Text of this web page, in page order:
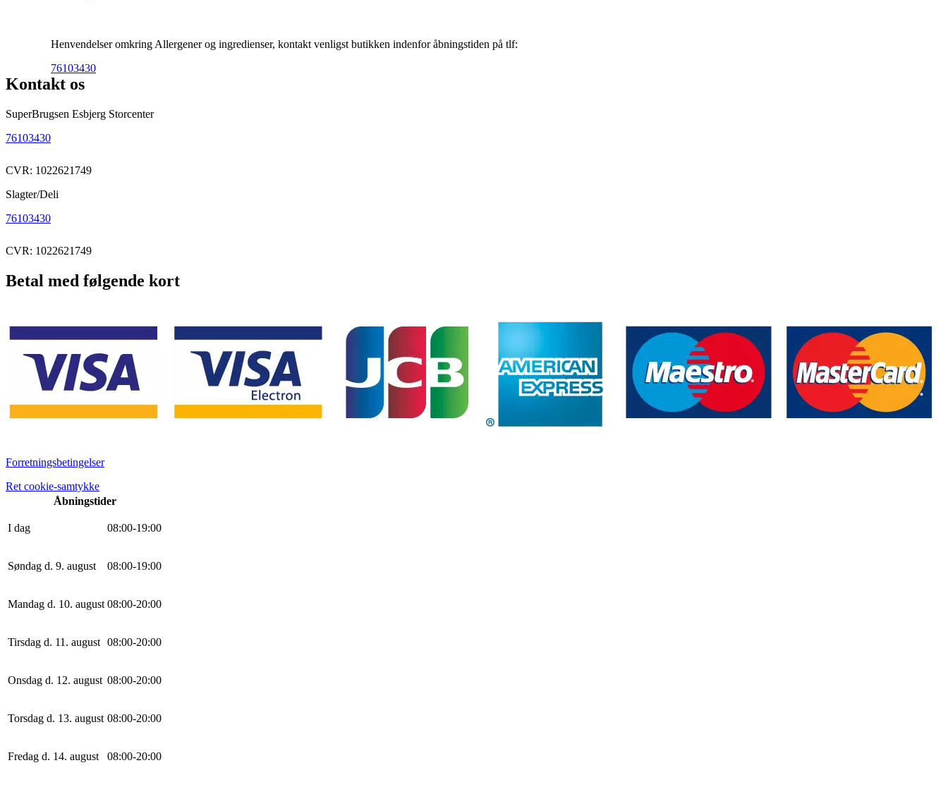
Henvendelser omkring Allergener og ingredienser, kontakt venligst butikken indenfor åbningstiden på tlf:
76103430
Kontakt os
SuperBrugsen Esbjerg Storcenter
76103430
CVR: 1022621749
Slagter/Deli
76103430
CVR: 1022621749
Betal med følgende kort
Forretningsbetingelser
Ret cookie-samtykke
Åbningstider
I dag 08:00-19:00
Søndag d. 9. august 08:00-19:00
Mandag d. 10. august 08:00-20:00
Tirsdag d. 11. august 08:00-20:00
Onsdag d. 12. august 08:00-20:00
Torsdag d. 13. august 08:00-20:00
Fredag d. 14. august 08:00-20:00